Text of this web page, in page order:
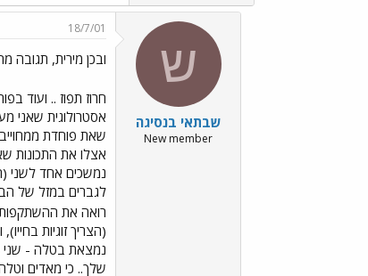
ש
שבתאי בנסיגה
New member
18/7/01
ובכן מירית, תגובה
חרוז תפוז .. ועוד
אסטרולוגית שאני
שאת פוחדת
אצלו את התכונות
נמשכים אחד לשני
רואה את
נמצאת בטלה - שני
שלך.. כי מאדים